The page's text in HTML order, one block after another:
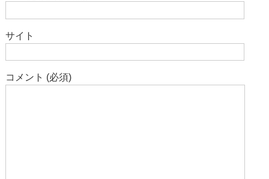
サイト
コメント (必須)